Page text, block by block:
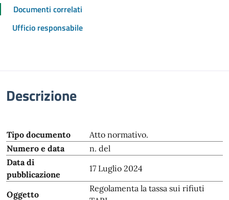
Documenti correlati
Ufficio responsabile
Descrizione
Tipo documento
Atto normativo.
Numero e data
n. del
Data di
pubblicazione
17 Luglio 2024
Oggetto
Regolamenta la tassa sui rifiuti